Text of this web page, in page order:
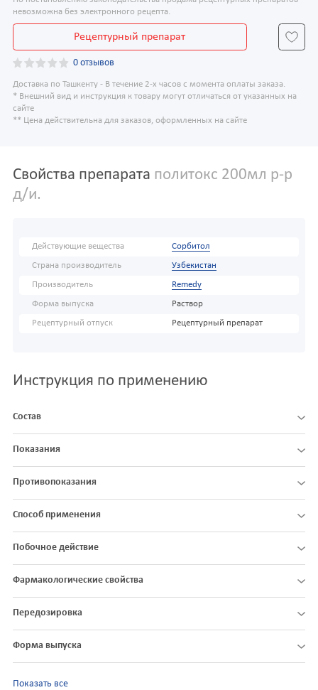
невозможна без электронного рецепта.
Рецептурный препарат
0 отзывов
Доставка по Ташкенту - В течение 2-х часов с момента оплаты заказа.
* Внешний вид и инструкция к товару могут отличаться от указанных на
сайте
** Цена действительна для заказов, оформленных на сайте
Свойства препарата политокс 200мл р-р
д/и.
Действующие вещества Сорбитол
Страна производитель Узбекистан
Производитель Remedy
Форма выпуска Раствор
Рецептурный отпуск Рецептурный препарат
Инструкция по применению
Состав
Показания
Противопоказания
Способ применения
Побочное действие
Фармакологические свойства
Передозировка
Форма выпуска
Показать все